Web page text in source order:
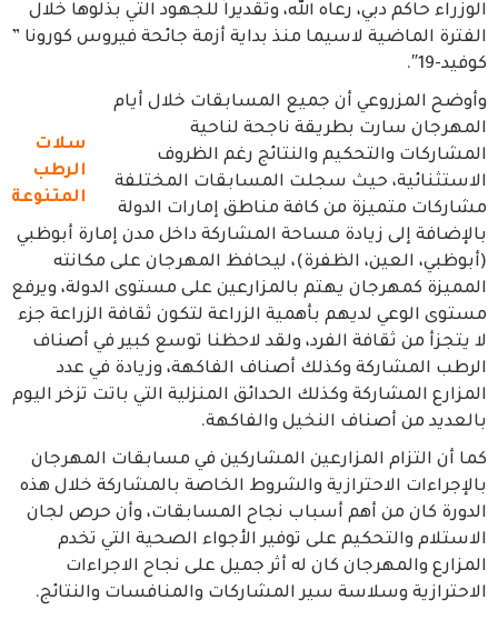
الوزراء حاكم دبي، رعاه الله، وتقديراً للجهود التي بذلوها خلال
الفترة الماضية لاسيما منذ بداية أزمة جائحة فيروس كورونا ”
كوفيد-19″.
سلات
الرطب
المتنوعة
وأوضح المزروعي أن جميع المسابقات خلال أيام
المهرجان سارت بطريقة ناجحة لناحية
المشاركات والتحكيم والنتائج رغم الظروف
الاستثنائية، حيث سجلت المسابقات المختلفة
مشاركات متميزة من كافة مناطق إمارات الدولة
بالإضافة إلى زيادة مساحة المشاركة داخل مدن إمارة أبوظبي
(أبوظبي، العين، الظفرة)، ليحافظ المهرجان على مكانته
المميزة كمهرجان يهتم بالمزارعين على مستوى الدولة، ويرفع
مستوى الوعي لديهم بأهمية الزراعة لتكون ثقافة الزراعة جزء
لا يتجزأ من ثقافة الفرد، ولقد لاحظنا توسع كبير في أصناف
الرطب المشاركة وكذلك أصناف الفاكهة، وزيادة في عدد
المزارع المشاركة وكذلك الحدائق المنزلية التي باتت تزخر اليوم
بالعديد من أصناف النخيل والفاكهة.
كما أن التزام المزارعين المشاركين في مسابقات المهرجان
بالإجراءات الاحترازية والشروط الخاصة بالمشاركة خلال هذه
الدورة كان من أهم أسباب نجاح المسابقات، وأن حرص لجان
الاستلام والتحكيم على توفير الأجواء الصحية التي تخدم
المزارع والمهرجان كان له أثر جميل على نجاح الاجراءات
الاحترازية وسلاسة سير المشاركات والمنافسات والنتائج.